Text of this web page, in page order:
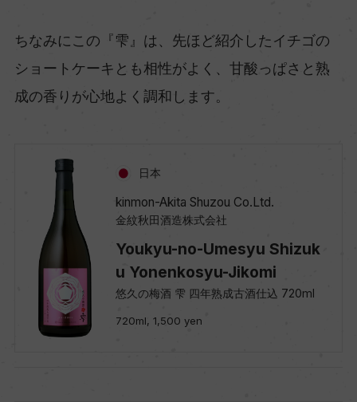
ちなみにこの『雫』は、先ほど紹介したイチゴの
ショートケーキとも相性がよく、甘酸っぱさと熟
成の香りが心地よく調和します。
日本
kinmon-Akita Shuzou Co.Ltd.
金紋秋田酒造株式会社
Youkyu-no-Umesyu Shizuk
u Yonenkosyu-Jikomi
悠久の梅酒 雫 四年熟成古酒仕込 720ml
720ml, 1,500 yen